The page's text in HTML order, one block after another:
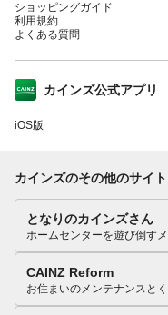
ショッピングガイド
利用規約
よくある質問
カインズ公式アプリ
iOS版
カインズのその他のサイト
となりのカインズさん
ホームセンターを遊び倒す
CAINZ Reform
お住まいのメンテナンスと